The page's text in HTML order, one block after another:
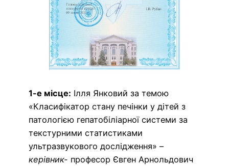
1-е місце: Ілля Янковий за темою
«Класифікатор стану печінки у дітей з
патологією гепатобіліарної системи за
текстурними статистиками
ультразвукового дослідження» –
керівник- професор Євген Арнольдович